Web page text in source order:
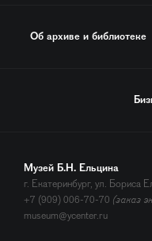
Об архиве и библиотеке
Музей Б.Н. Ельцина
г. Екатеринбург, ул. Бориса
+7 (909) 006-70-70 (заказ
museum@ycenter.ru